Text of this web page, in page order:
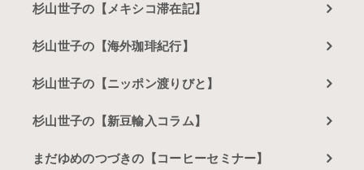
杉山世子の【メキシコ滞在記】
杉山世子の【海外珈琲紀行】
杉山世子の【ニッポン渡りびと】
杉山世子の【新豆輸入コラム】
まだゆめのつづきの【コーヒーセミナー】